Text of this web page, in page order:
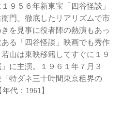
９５６年新東宝「四谷怪談」
門。徹底したリアリズムで市
を見事に役者陣の熱演もあっ
る「四谷怪談」映画でも秀作
山は東映移籍してすぐに１９
に主演。１９６１年７月３
特ダネ三十時間東京租界の
代：1961】